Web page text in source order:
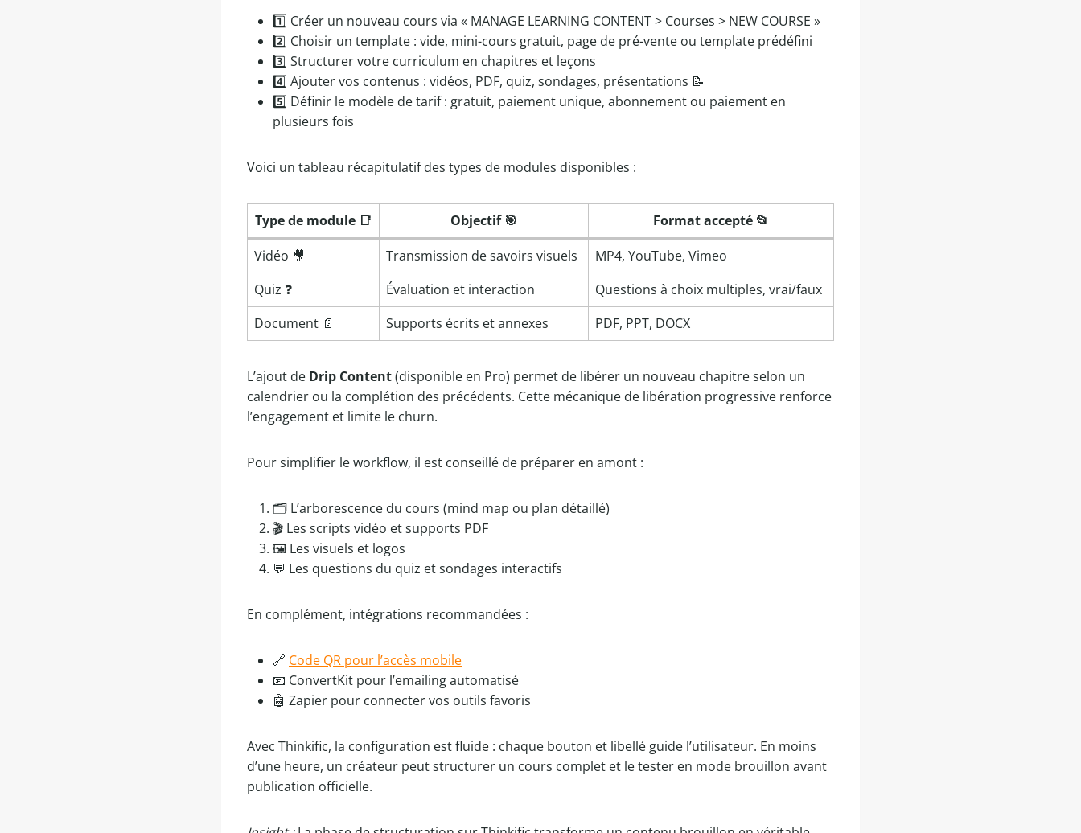
1️⃣ Créer un nouveau cours via « MANAGE LEARNING CONTENT > Courses > NEW COURSE »
2️⃣ Choisir un template : vide, mini-cours gratuit, page de pré-vente ou template prédéfini
3️⃣ Structurer votre curriculum en chapitres et leçons
4️⃣ Ajouter vos contenus : vidéos, PDF, quiz, sondages, présentations 📝
5️⃣ Définir le modèle de tarif : gratuit, paiement unique, abonnement ou paiement en
plusieurs fois
Voici un tableau récapitulatif des types de modules disponibles :
Type de module 📑 Objectif 🎯
Format accepté 📂
Vidéo 🎥
Transmission de savoirs visuels
MP4, YouTube, Vimeo
Quiz ❓
Évaluation et interaction
Questions à choix multiples, vrai/faux
Document 📄
Supports écrits et annexes PDF, PPT, DOCX
L’ajout de Drip Content(disponible en Pro) permet de libérer un nouveau chapitre selon un
calendrier ou la complétion des précédents. Cette mécanique de libération progressive renforce
l’engagement et limite le churn.
Pour simplifier le workflow, il est conseillé de préparer en amont :
🗂️ L’arborescence du cours (mind map ou plan détaillé)
🎬 Les scripts vidéo et supports PDF
🖼️ Les visuels et logos
💬 Les questions du quiz et sondages interactifs
En complément, intégrations recommandées :
🔗 Code QR pour l’accès mobile
📧 ConvertKit pour l’emailing automatisé
🤖 Zapier pour connecter vos outils favoris
Avec Thinkific, la configuration est fluide : chaque bouton et libellé guide l’utilisateur. En moins
d’une heure, un créateur peut structurer un cours complet et le tester en mode brouillon avant
publication officielle.